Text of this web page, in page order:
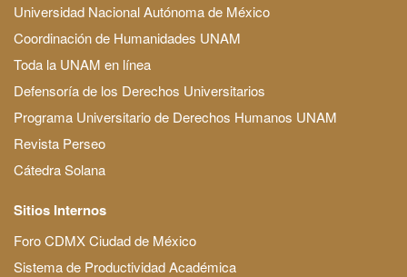
Universidad Nacional Autónoma de México
Coordinación de Humanidades UNAM
Toda la UNAM en línea
Defensoría de los Derechos Universitarios
Programa Universitario de Derechos Humanos UNAM
Revista Perseo
Cátedra Solana
Sitios Internos
Foro CDMX Ciudad de México
Sistema de Productividad Académica